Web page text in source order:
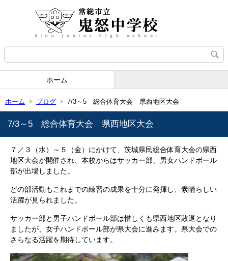
ホーム
ホーム ブログ 7/3～5 総合体育大会 県西地区大会
7/3～5 総合体育大会 県西地区大会
７／３（水）～５（金）にかけて、茨城県民総合体育大会の県西
地区大会が開催され、本校からはサッカー部、男女ハンドボール
部が出場しました。
どの部活動もこれまでの練習の成果を十分に発揮し、素晴らしい
活躍が見られました。
サッカー部と男子ハンドボール部は惜しくも県西地区敗退となり
ましたが、女子ハンドボール部が県大会に進みます。県大会での
さらなる活躍を期待しています。